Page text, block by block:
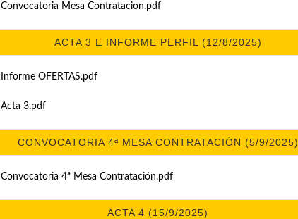
Convocatoria Mesa Contratacion.pdf
ACTA 3 E INFORME PERFIL (12/8/2025)
Informe OFERTAS.pdf
Acta 3.pdf
CONVOCATORIA 4ª MESA CONTRATACIÓN (5/9/2025)
Convocatoria 4ª Mesa Contratación.pdf
ACTA 4 (15/9/2025)